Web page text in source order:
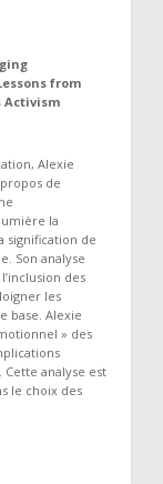
from
Activism
Alexie
de
la
signification de
Son analyse
des
les
base. Alexie
» des
analyse est
le choix des